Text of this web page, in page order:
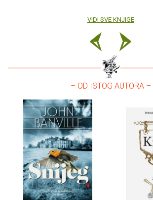
VIDI SVE KNJIGE
– OD ISTOG AUTORA –